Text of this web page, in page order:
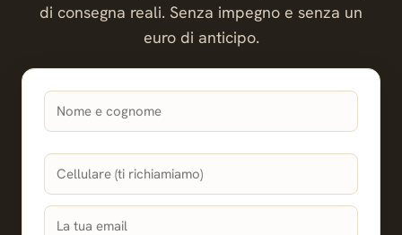
di consegna reali. Senza impegno e senza un
euro di anticipo.